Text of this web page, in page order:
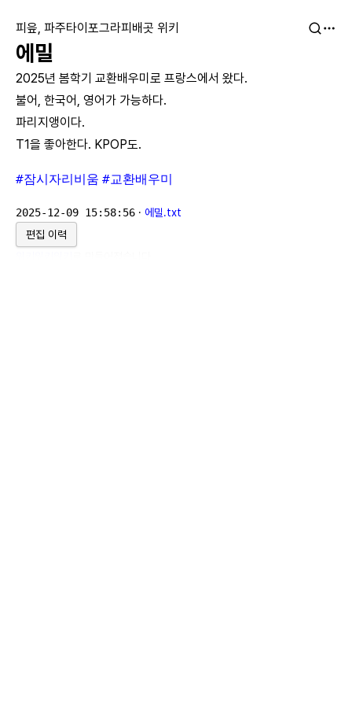
피읖, 파주타이포그라피배곳 위키
에밀
2025년 봄학기 교환배우미로 프랑스에서 왔다.
불어, 한국어, 영어가 가능하다.
파리지앵이다.
T1을 좋아한다. KPOP도.
#잠시자리비움 #교환배우미
2025-12-09 15:58:56 · 에밀.txt
편집 이력